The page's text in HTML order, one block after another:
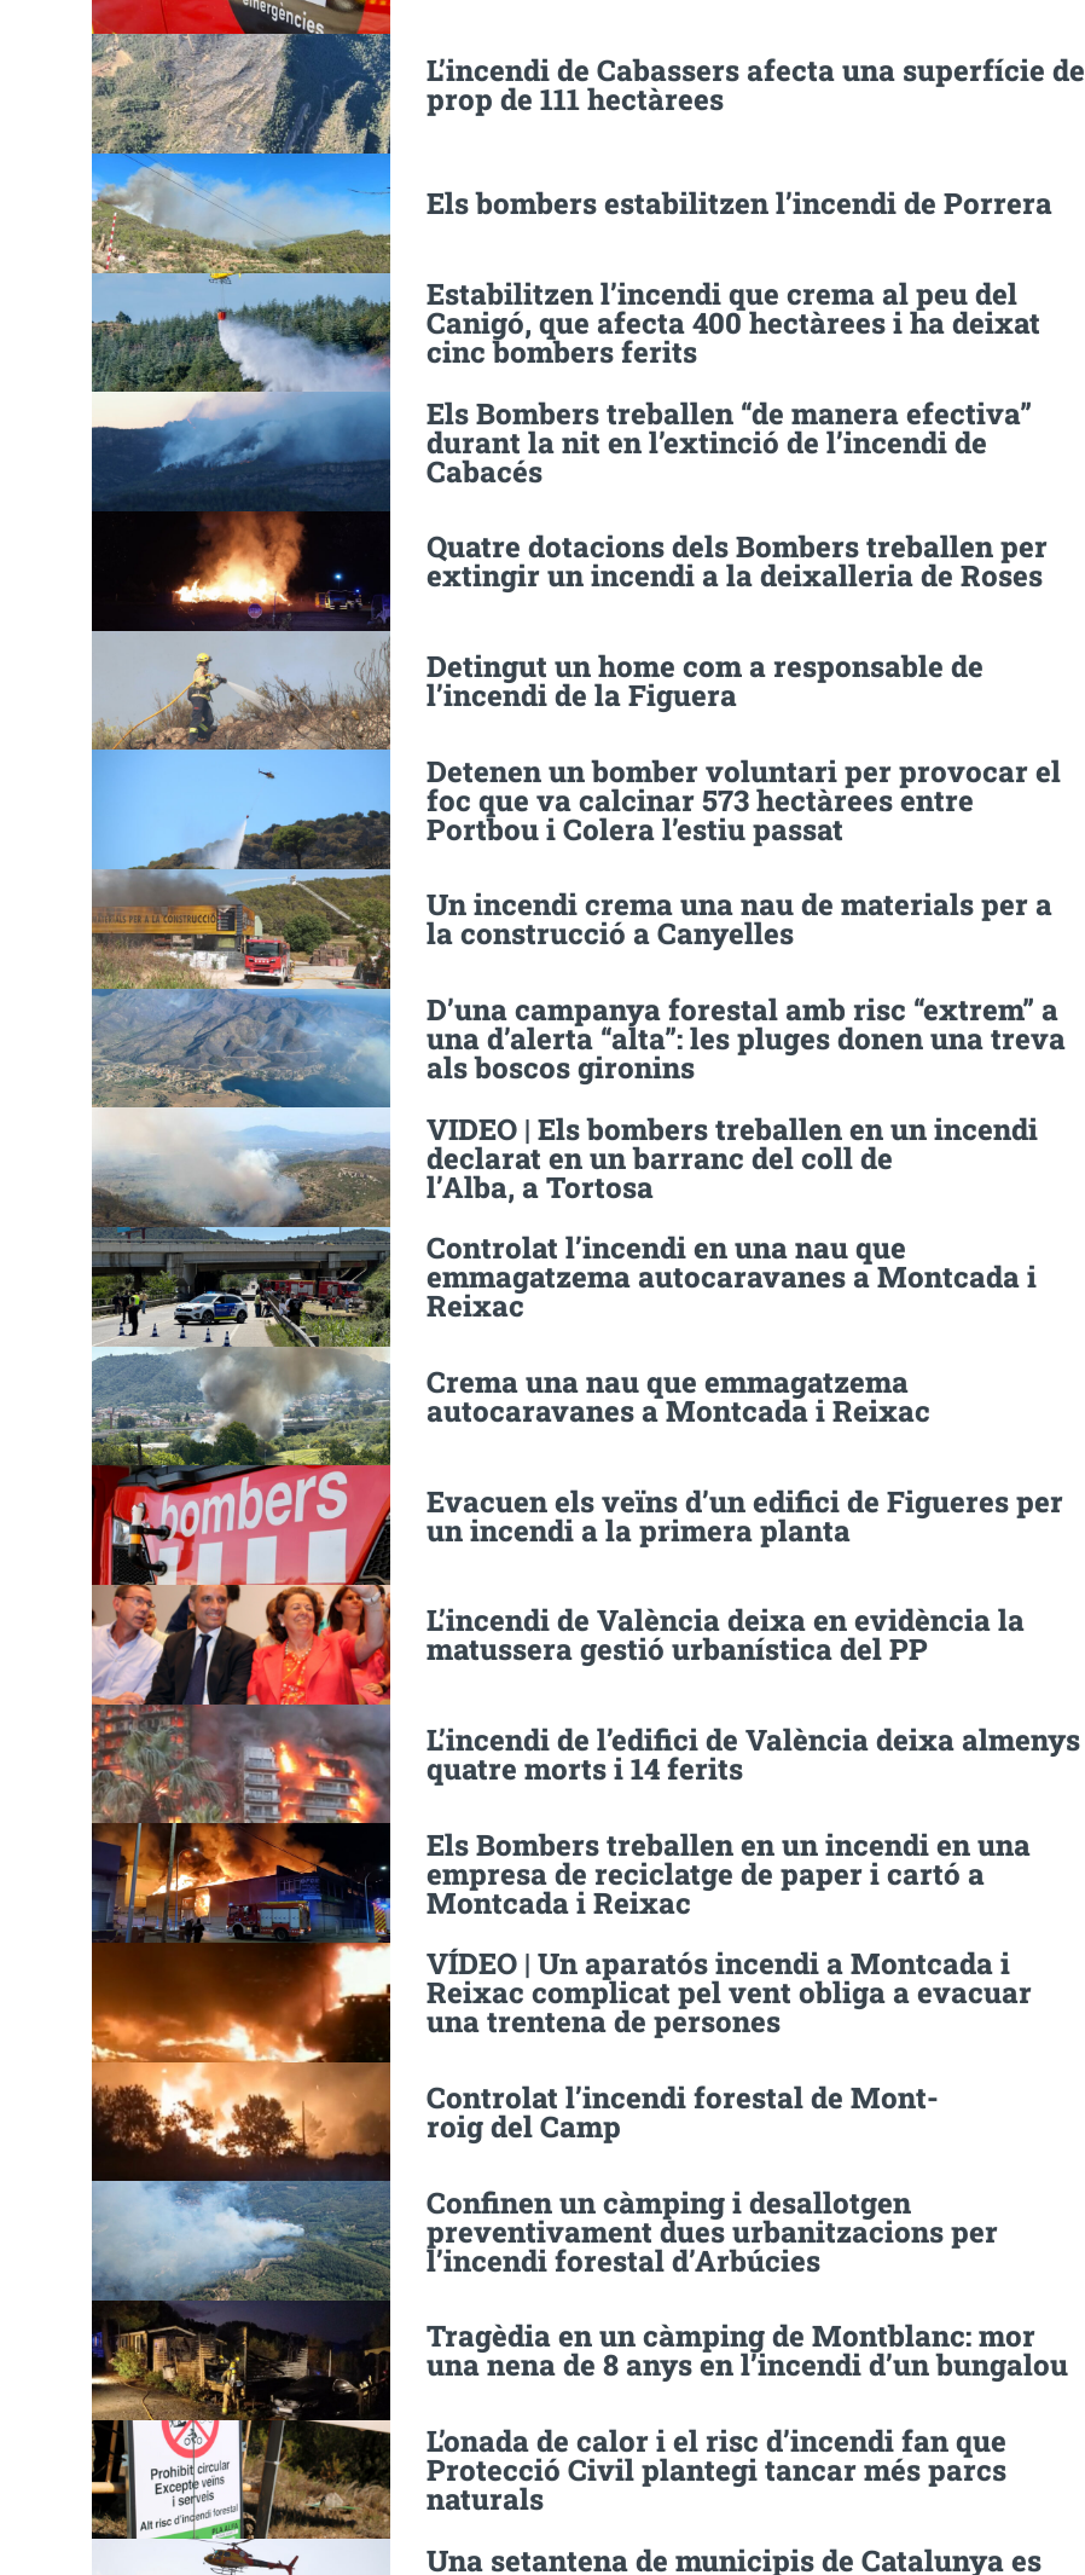
L’incendi de Cabassers afecta una superfície de
prop de 111 hectàrees
Els bombers estabilitzen l’incendi de Porrera
Estabilitzen l’incendi que crema al peu del
Canigó, que afecta 400 hectàrees i ha deixat
cinc bombers ferits
Els Bombers treballen “de manera efectiva”
durant la nit en l’extinció de l’incendi de
Cabacés
Quatre dotacions dels Bombers treballen per
extingir un incendi a la deixalleria de Roses
Detingut un home com a responsable de
l’incendi de la Figuera
Detenen un bomber voluntari per provocar el
foc que va calcinar 573 hectàrees entre
Portbou i Colera l’estiu passat
Un incendi crema una nau de materials per a
la construcció a Canyelles
D’una campanya forestal amb risc “extrem” a
una d’alerta “alta”: les pluges donen una treva
als boscos gironins
VIDEO | Els bombers treballen en un incendi
declarat en un barranc del coll de
l’Alba, a Tortosa
Controlat l’incendi en una nau que
emmagatzema autocaravanes a Montcada i
Reixac
Crema una nau que emmagatzema
autocaravanes a Montcada i Reixac
Evacuen els veïns d’un edifici de Figueres per
un incendi a la primera planta
L’incendi de València deixa en evidència la
matussera gestió urbanística del PP
L’incendi de l’edifici de València deixa almenys
quatre morts i 14 ferits
Els Bombers treballen en un incendi en una
empresa de reciclatge de paper i cartó a
Montcada i Reixac
VÍDEO | Un aparatós incendi a Montcada i
Reixac complicat pel vent obliga a evacuar
una trentena de persones
Controlat l’incendi forestal de Mont-
roig del Camp
Confinen un càmping i desallotgen
preventivament dues urbanitzacions per
l’incendi forestal d’Arbúcies
Tragèdia en un càmping de Montblanc: mor
una nena de 8 anys en l’incendi d’un bungalou
L’onada de calor i el risc d’incendi fan que
Protecció Civil plantegi tancar més parcs
naturals
Una setantena de municipis de Catalunya es